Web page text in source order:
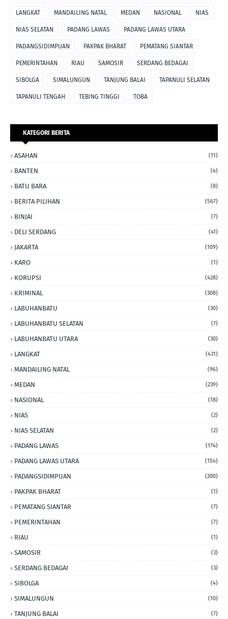
LANGKAT MANDAILING NATAL MEDAN NASIONAL NIAS
NIAS SELATAN PADANG LAWAS PADANG LAWAS UTARA
PADANGSIDIMPUAN PAKPAK BHARAT PEMATANG SIANTAR
PEMERINTAHAN RIAU SAMOSIR SERDANG BEDAGAI
SIBOLGA SIMALUNGUN TANJUNG BALAI TAPANULI SELATAN
TAPANULI TENGAH TEBING TINGGI TOBA
KATEGORI BERITA
ASAHAN (11)
BANTEN (4)
BATU BARA (8)
BERITA PILIHAN (567)
BINJAI (7)
DELI SERDANG (41)
JAKARTA (109)
KARO (1)
KORUPSI (428)
KRIMINAL (308)
LABUHANBATU (30)
LABUHANBATU SELATAN (7)
LABUHANBATU UTARA (30)
LANGKAT (431)
MANDAILING NATAL (96)
MEDAN (239)
NASIONAL (18)
NIAS (2)
NIAS SELATAN (2)
PADANG LAWAS (174)
PADANG LAWAS UTARA (154)
PADANGSIDIMPUAN (200)
PAKPAK BHARAT (1)
PEMATANG SIANTAR (7)
PEMERINTAHAN (7)
RIAU (1)
SAMOSIR (3)
SERDANG BEDAGAI (3)
SIBOLGA (4)
SIMALUNGUN (10)
TANJUNG BALAI (7)